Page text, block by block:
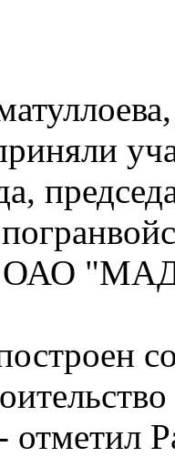
ОАО